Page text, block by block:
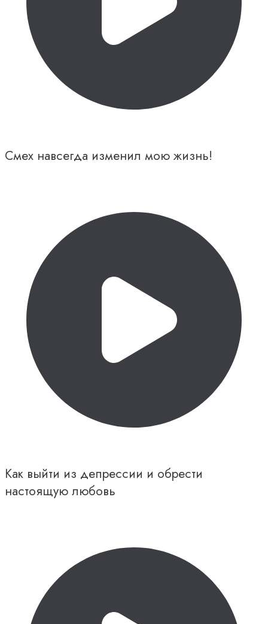
Смех навсегда изменил мою жизнь!
Как выйти из депрессии и обрести
настоящую любовь